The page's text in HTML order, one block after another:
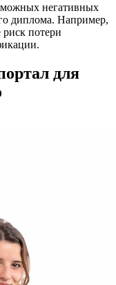
негативных
диплома. Например,
потери
для